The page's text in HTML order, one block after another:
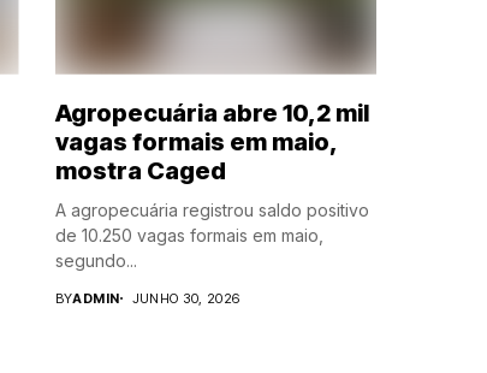
Agropecuária abre 10,2 mil
vagas formais em maio,
mostra Caged
A agropecuária registrou saldo positivo
de 10.250 vagas formais em maio,
segundo...
BYADMIN JUNHO 30, 2026